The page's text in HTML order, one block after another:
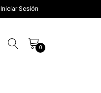
Iniciar Sesión
0